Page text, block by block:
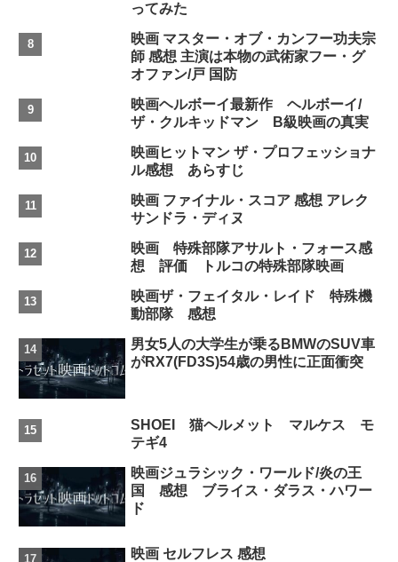
ってみた
映画 マスター・オブ・カンフー功夫宗
師 感想 主演は本物の武術家フー・グ
オファン/戸 国防
映画ヘルボーイ最新作 ヘルボーイ/
ザ・クルキッドマン B級映画の真実
映画ヒットマン ザ・プロフェッショナ
ル感想 あらすじ
映画 ファイナル・スコア 感想 アレク
サンドラ・ディヌ
映画 特殊部隊アサルト・フォース感
想 評価 トルコの特殊部隊映画
映画ザ・フェイタル・レイド 特殊機
動部隊 感想
男女5人の大学生が乗るBMWのSUV車
がRX7(FD3S)54歳の男性に正面衝突
SHOEI 猫ヘルメット マルケス モ
テギ4
映画ジュラシック・ワールド/炎の王
国 感想 ブライス・ダラス・ハワー
ド
映画 セルフレス 感想